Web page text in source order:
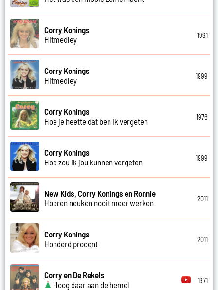
Corry Konings
Hitmedley
1991
Corry Konings
Hitmedley
1999
Corry Konings
Hoe je heette dat ben ik vergeten
1976
Corry Konings
Hoe zou ik jou kunnen vergeten
1999
New Kids, Corry Konings en Ronnie
Hoeren neuken nooit meer werken
2011
Corry Konings
Honderd procent
2011
Corry en De Rekels
Hoog daar aan de hemel
1971